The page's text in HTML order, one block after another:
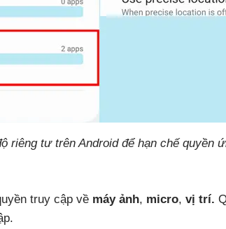
riêng tư trên Android để hạn chế quyền
truy cập về máy ảnh, micro, vị trí.